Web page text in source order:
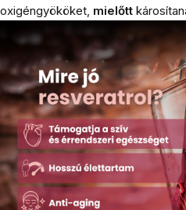
oxigéngyököket, mielőtt